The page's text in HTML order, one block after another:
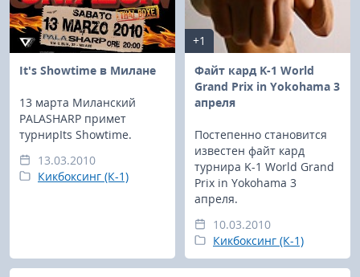
It's Showtime в Милане
13 марта Миланский
PALASHARP примет
турнирIts Showtime.
13.03.2010
Кикбоксинг (К-1)
+1
Файт кард K-1 World
Grand Prix in Yokohama 3
апреля
Постепенно становится
известен файт кард
турнира K-1 World Grand
Prix in Yokohama 3
апреля.
10.03.2010
Кикбоксинг (К-1)